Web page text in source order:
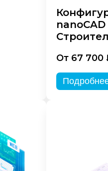
nanoCAD
От 67 700